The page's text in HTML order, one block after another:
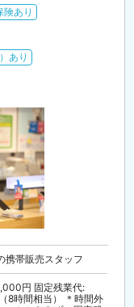
険あり
あり
携帯販売スタッフ
円 固定残業代:
8時間相当） ＊時間外